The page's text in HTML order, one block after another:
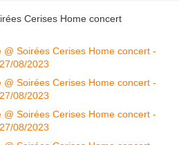
Cerises Home concert